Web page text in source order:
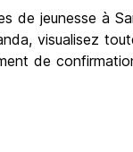
de jeunesse à
visualisez
de